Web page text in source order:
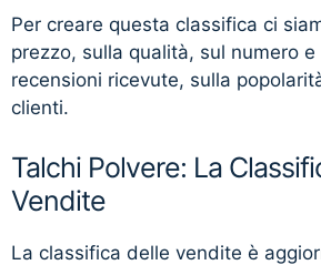
Per creare questa classifica ci
prezzo, sulla qualità, sul numero
recensioni ricevute, sulla
clienti.
Talchi Polvere: La
Vendite
La classifica delle vendite è